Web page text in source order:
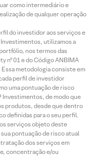
como intermediário e
de qualquer operação
do investidor aos serviços e
utilizamos a
nos termos das
nº 01 e do Código ANBIMA
metodologia consiste em
perfil de investidor
uma pontuação de risco
Investimentos, de modo que
produtos, desde que dentro
definidas para o seu perfil.
serviços objeto deste
pontuação de risco atual
dos serviços em
concentração e/ou